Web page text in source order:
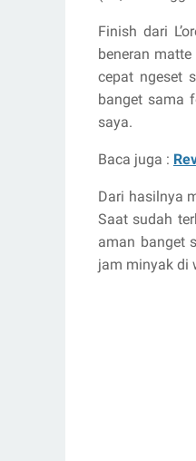
Finish dari
beneran
cepat ngeset
banget sama
saya.
Baca juga :
Dari hasilnya
Saat sudah
aman banget
jam minyak di